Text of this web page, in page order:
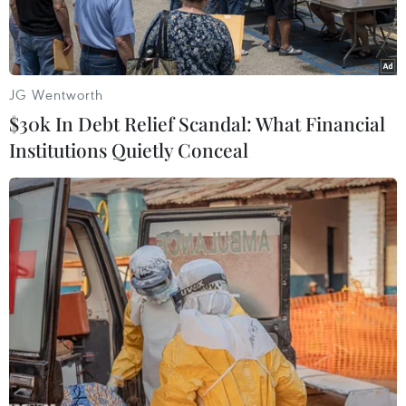
Ảnh minh họa. (Nguồn: BBC)
Kết quả khảo sát của Tập đoàn Cisco Systems
công bố ngày 14/10 cho thấy gần 9/10 người
được hỏi mong muốn có thể chọn nơi làm việc,
hoặc tại nhà hoặc tại văn phòng, và có thể chủ
động hơn về giờ giấc làm việc, khi các biện
JG Wentworth
$30k In Debt Relief Scandal: What Financial
Institutions Quietly Conceal